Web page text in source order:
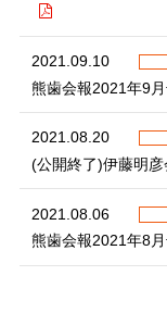
2021.09.10
熊歯会報2021年9
2021.08.20
(公開終了)伊藤明
2021.08.06
熊歯会報2021年8